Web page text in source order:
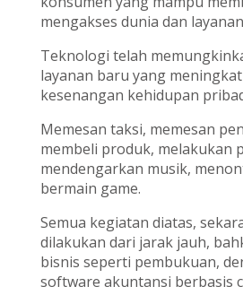
mengakses dunia dan
Teknologi telah
layanan baru yang
kesenangan kehidupan
Memesan taksi, memesan
membeli produk, melakukan
mendengarkan musik,
bermain game.
Semua kegiatan diatas,
dilakukan dari jarak jauh,
bisnis seperti pembukuan,
software akuntansi berbasis